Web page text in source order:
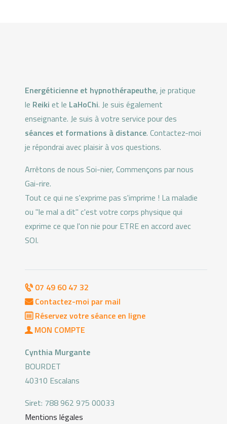
Energéticienne et hypnothérapeuthe, je pratique
le Reiki et le LaHoChi. Je suis également
enseignante. Je suis à votre service pour des
séances et formations à distance. Contactez-moi
je répondrai avec plaisir à vos questions.
Arrêtons de nous Soi-nier, Commençons par nous
Gai-rire.
Tout ce qui ne s'exprime pas s'imprime ! La maladie
ou "le mal a dit" c'est votre corps physique qui
exprime ce que l'on nie pour ETRE en accord avec
SOI.
07 49 60 47 32
Contactez-moi par mail
Réservez votre séance en ligne
MON COMPTE
Cynthia Murgante
BOURDET
40310 Escalans
Siret: 788 962 975 00033
Mentions légales